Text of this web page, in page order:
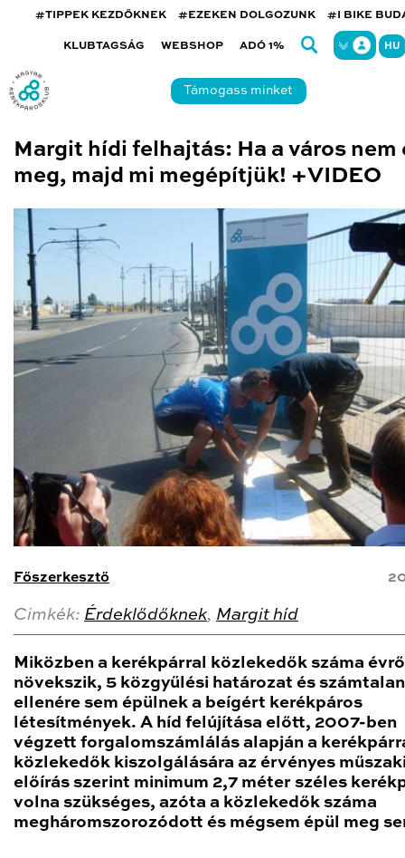
#TIPPEK KEZDŐKNEK #EZEKEN DOLGOZUNK #I BIKE
KLUBTAGSÁG WEBSHOP ADÓ 1% HU
Támogass minket
Margit hídi felhajtás: Ha a város nem
meg, majd mi megépítjük! +VIDEO
Főszerkesztő
Cimkék: Érdeklődőknek, Margit híd
Miközben a kerékpárral közlekedők száma
növekszik, 5 közgyűlési határozat és
ellenére sem épülnek a beígért kerékpáros
létesítmények. A híd felújítása előtt, 2007-ben
végzett forgalomszámlálás alapján a
közlekedők kiszolgálására az érvényes
előírás szerint minimum 2,7 méter széles
volna szükséges, azóta a közlekedők száma
megháromszorozódott és mégsem épül meg